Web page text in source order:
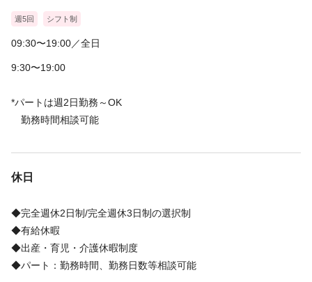
週5回 シフト制
09:30〜19:00／全日
9:30〜19:00
*パートは週2日勤務～OK
勤務時間相談可能
休日
◆完全週休2日制/完全週休3日制の選択制
◆有給休暇
◆出産・育児・介護休暇制度
◆パート：勤務時間、勤務日数等相談可能